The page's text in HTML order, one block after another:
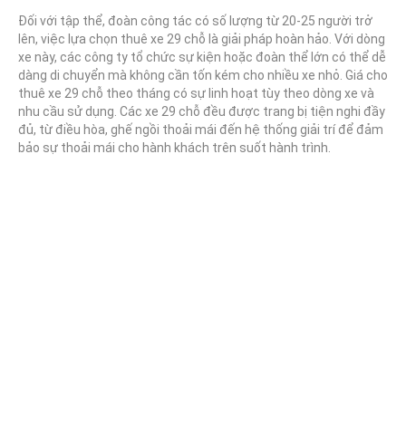
Đối với tập thể, đoàn công tác có số lượng từ 20-25 người trở
lên, việc lựa chọn thuê xe 29 chỗ là giải pháp hoàn hảo. Với dòng
xe này, các công ty tổ chức sự kiện hoặc đoàn thể lớn có thể dễ
dàng di chuyển mà không cần tốn kém cho nhiều xe nhỏ. Giá cho
thuê xe 29 chỗ theo tháng có sự linh hoạt tùy theo dòng xe và
nhu cầu sử dụng. Các xe 29 chỗ đều được trang bị tiện nghi đầy
đủ, từ điều hòa, ghế ngồi thoải mái đến hệ thống giải trí để đảm
bảo sự thoải mái cho hành khách trên suốt hành trình.